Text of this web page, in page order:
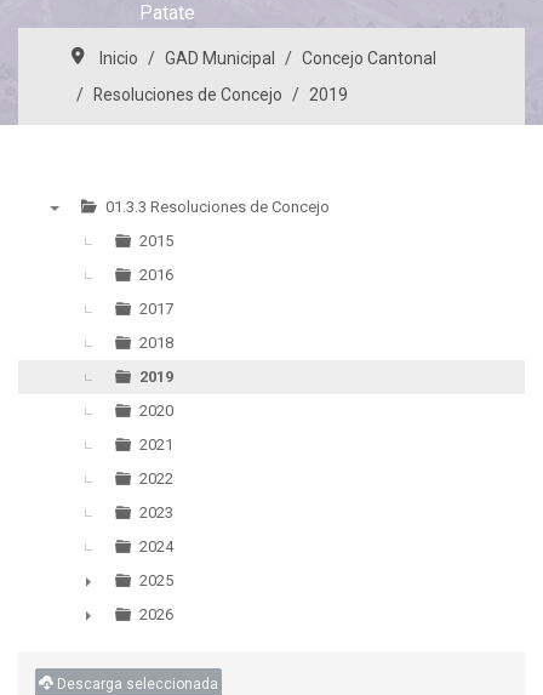
Patate
Inicio GAD Municipal
Concejo Cantonal
Resoluciones de Concejo
2019
01.3.3 Resoluciones de Concejo
2015
2016
2017
2018
2019
2020
2021
2022
2023
2024
►
2025
2026
Descarga seleccionada